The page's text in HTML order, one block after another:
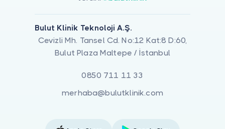
Bulut Klinik Teknoloji A.Ş.
Cevizli Mh. Tansel Cd. No:12 Kat:8 D:60,
Bulut Plaza Maltepe / İstanbul
0850 711 11 33
merhaba@bulutklinik.com